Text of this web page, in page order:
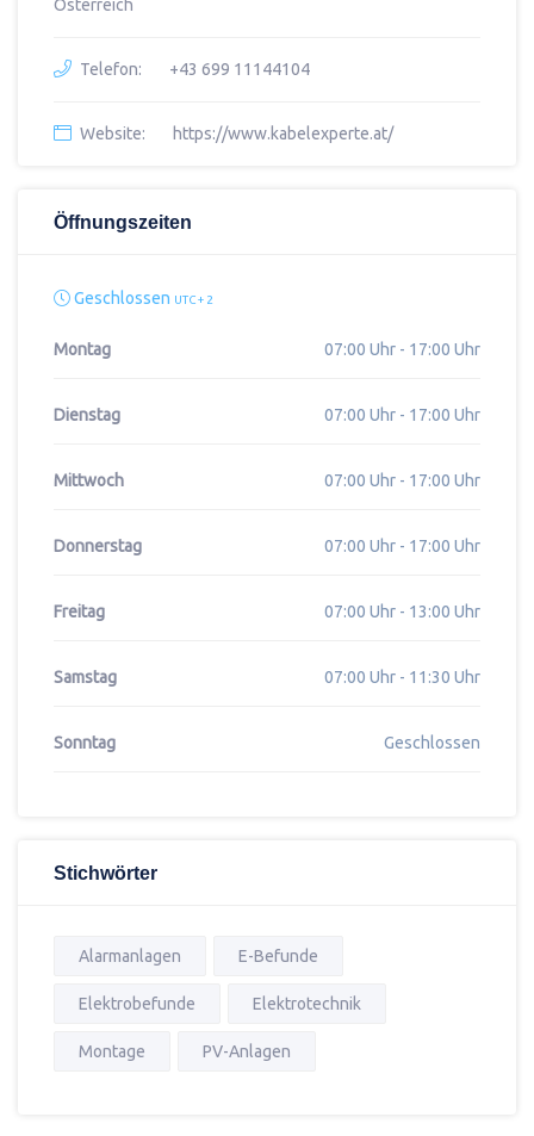
Österreich
Telefon: +43 699 11144104
Website: https://www.kabelexperte.at/
Öffnungszeiten
Geschlossen UTC + 2
Montag 07:00 Uhr - 17:00 Uhr
Dienstag 07:00 Uhr - 17:00 Uhr
Mittwoch 07:00 Uhr - 17:00 Uhr
Donnerstag 07:00 Uhr - 17:00 Uhr
Freitag 07:00 Uhr - 13:00 Uhr
Samstag 07:00 Uhr - 11:30 Uhr
Sonntag Geschlossen
Stichwörter
Alarmanlagen E-Befunde
Elektrobefunde Elektrotechnik
Montage PV-Anlagen